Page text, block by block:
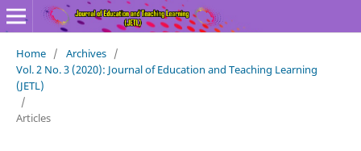
Home / Archives /
Vol. 2 No. 3 (2020): Journal of Education and Teaching Learning
(JETL)
/
Articles